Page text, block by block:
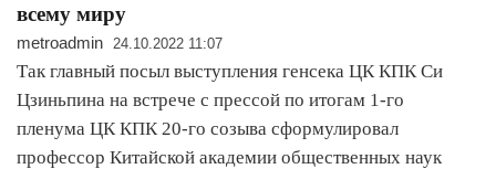
всему миру
metroadmin 24.10.2022 11:07
Так главный посыл выступления генсека ЦК КПК Си
Цзиньпина на встрече с прессой по итогам 1-го
пленума ЦК КПК 20-го созыва сформулировал
профессор Китайской академии общественных наук